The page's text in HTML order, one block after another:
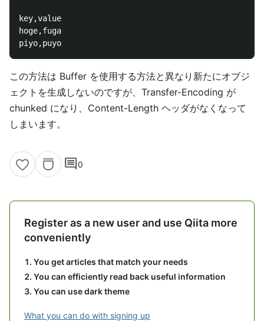
key,value
hoge,fuga
この方法は Buffer を使用する方法と異なり新たにオブジ
ェクトを生成しないのですが、Transfer-Encoding が
chunked になり、Content-Length ヘッダがなくなって
しまいます。
comment0
Register as a new user and use Qiita more
conveniently
You get articles that match your needs
You can efficiently read back useful information
You can use dark theme
What you can do with signing up